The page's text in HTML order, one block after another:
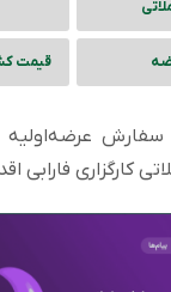
قیمت
عرضه‌اولیه
کارگزاری فارابی